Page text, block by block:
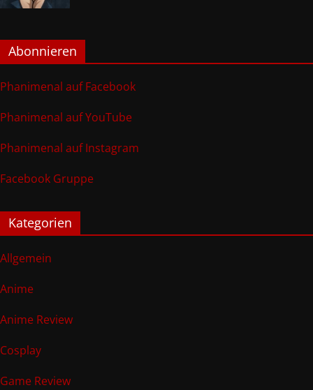
Abonnieren
Phanimenal auf Facebook
Phanimenal auf YouTube
Phanimenal auf Instagram
Facebook Gruppe
Kategorien
Allgemein
Anime
Anime Review
Cosplay
Game Review